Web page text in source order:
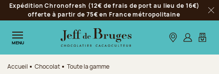
Aller à la navigation
Aller au contenu principal
Aller au pied de page
Expédition Chronofresh (12€ de frais de port au lieu de 16€)
offerte à partir de 75€ en France métropolitaine
MENU Nos boutiques
S’identifier
Mon
Accueil Chocolat Toute la gamme